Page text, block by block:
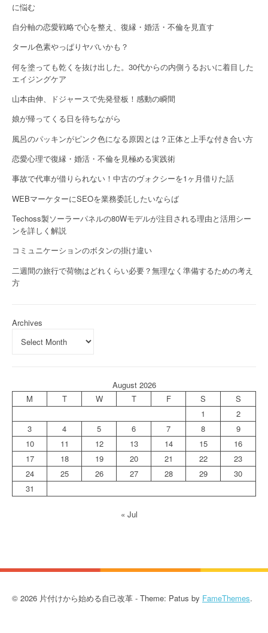
に悩む
自分軸の恋愛戦略で心を整え、復縁・婚活・不倫を見直す
タール色素やっぱりヤバいかも？
何を塗っても乾くを抜け出した。30代からの内側うるおいに着目した
エイジングケア
山本由伸、ドジャースで先発登板！感動の瞬間
娘が帰ってくる日を待ちながら
風呂のパッキンがピンク色になる原因とは？正体と上手な付き合い方
恋愛心理で復縁・婚活・不倫を見極める実践術
事故で代車が借りられない！中古のヴォクシーを1ヶ月借りた話
WEBマーケターにSEOを業務委託したいならば
Techoss製ソーラーパネルの80Wモデルが注目される理由と活用シー
ンを詳しく解説
コミュニケーションのボタンの掛け違い
二週間の旅行で荷物はどれくらい必要？無理なく準備するための考え
方
Archives
August 2026
M
T W T F S
S
1
2
3
4 5 6 7 8
9
10
11 12 13 14 15
16
17
18 19 20 21 22
23
24
25 26 27 28 29
30
31
« Jul
© 2026 片付けから始める自己改革 - Theme: Patus by FameThemes.